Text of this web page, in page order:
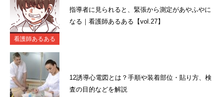
看護師あるある
指導者に見られると、緊張から測定があやふやに
なる｜看護師あるある【vol.27】
12誘導心電図とは？手順や装着部位・貼り方、検
査の目的などを解説